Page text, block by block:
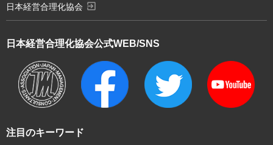
注目のキーワード
日本経営合理化協会公式WEB/SNS
日本経営合理化協会 exit_to_app